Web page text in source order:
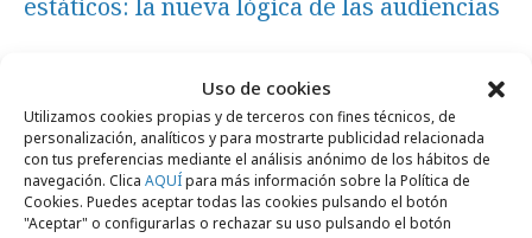
Uso de cookies
Utilizamos cookies propias y de terceros con fines técnicos, de
personalización, analíticos y para mostrarte publicidad relacionada
con tus preferencias mediante el análisis anónimo de los hábitos de
navegación. Clica AQUÍpara más información sobre la Política de
Cookies. Puedes aceptar todas las cookies pulsando el botón
"Aceptar" o configurarlas o rechazar su uso pulsando el botón
estáticos: la nueva lógica de las audiencias